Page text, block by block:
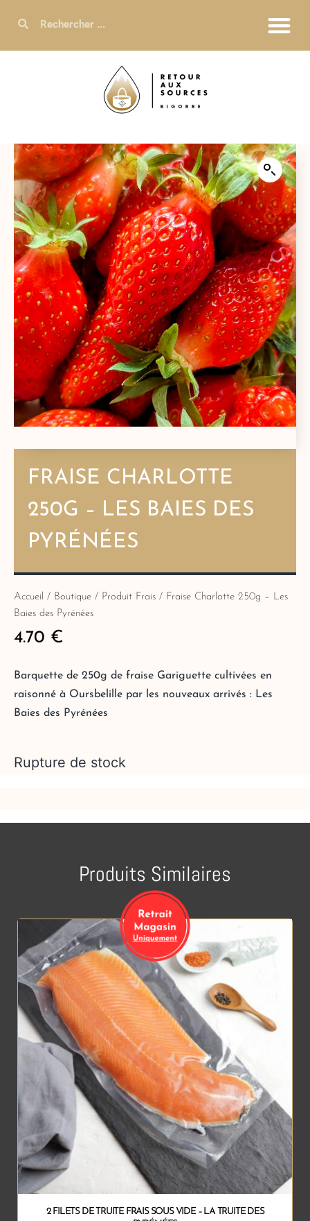
FRAISE CHARLOTTE
250G – LES BAIES DES
PYRÉNÉES
Accueil / Boutique / Produit Frais / Fraise Charlotte 250g – Les
Baies des Pyrénées
4.70 €
Barquette de 250g de fraise Gariguette cultivées en
raisonné à Oursbelille par les nouveaux arrivés : Les
Baies des Pyrénées
Rupture de stock
Produits Similaires
2 FILETS DE TRUITE FRAIS SOUS VIDE – LA TRUITE DES